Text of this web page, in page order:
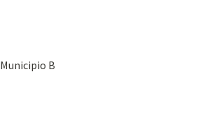
Municipio B